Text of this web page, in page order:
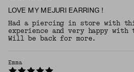
LOVE MY MEJURI EARRING !
Had a piercing in store with
experience and very happy
Will be back for more.
Emma